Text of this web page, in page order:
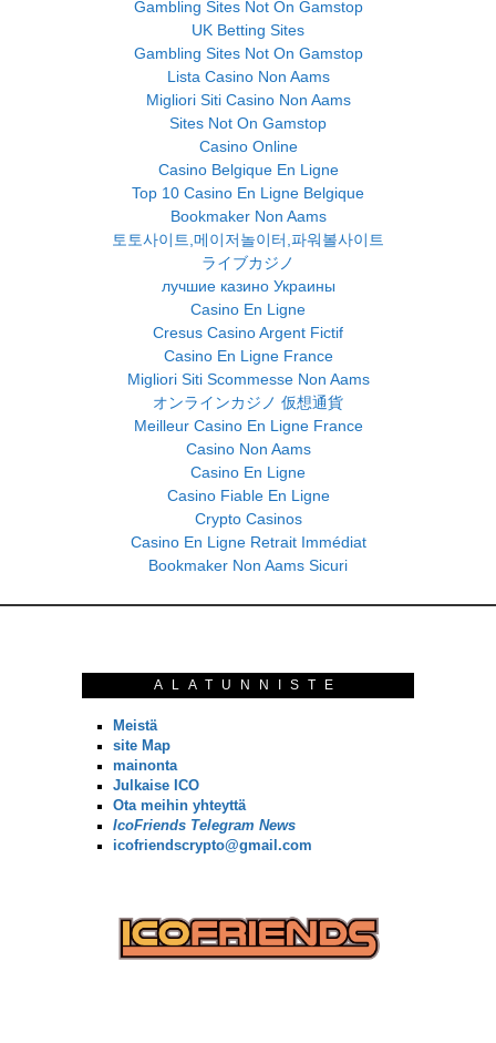
Gambling Sites Not On Gamstop
UK Betting Sites
Gambling Sites Not On Gamstop
Lista Casino Non Aams
Migliori Siti Casino Non Aams
Sites Not On Gamstop
Casino Online
Casino Belgique En Ligne
Top 10 Casino En Ligne Belgique
Bookmaker Non Aams
토토사이트,메이저놀이터,파워볼사이트
ライブカジノ
лучшие казино Украины
Casino En Ligne
Cresus Casino Argent Fictif
Casino En Ligne France
Migliori Siti Scommesse Non Aams
オンラインカジノ 仮想通貨
Meilleur Casino En Ligne France
Casino Non Aams
Casino En Ligne
Casino Fiable En Ligne
Crypto Casinos
Casino En Ligne Retrait Immédiat
Bookmaker Non Aams Sicuri
ALATUNNISTE
Meistä
site Map
mainonta
Julkaise ICO
Ota meihin yhteyttä
IcoFriends Telegram News
icofriendscrypto@gmail.com